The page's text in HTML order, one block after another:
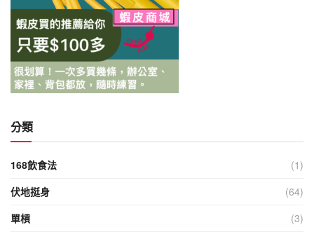
分類
168飲食法
(1)
伏地挺身
(64)
單槓
(3)